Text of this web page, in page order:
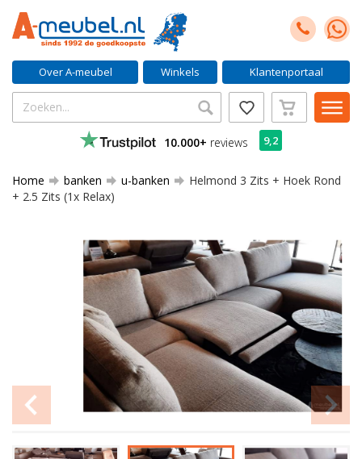
Over A-meubel Winkels Klantenportaal
10.000+ reviews 9,2
Home banken u-banken
Helmond 3 Zits + Hoek Rond
+ 2.5 Zits (1x Relax)